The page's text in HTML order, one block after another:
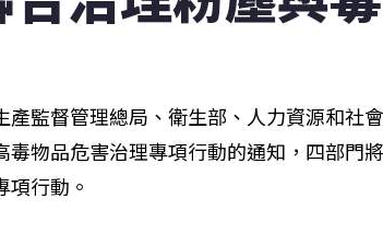
產監督管理總局、衛生部、人力資源和社
毒物品危害治理專項行動的通知，四部門
項行動。